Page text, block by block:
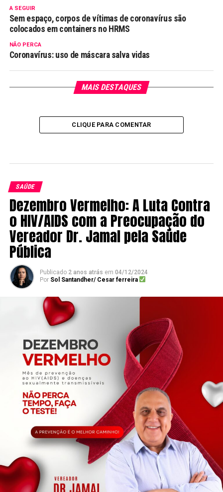
A SEGUIR
Sem espaço, corpos de vítimas de coronavírus são
colocados em containers no HRMS
NÃO PERCA
Coronavírus: uso de máscara salva vidas
MAIS DESTAQUES
CLIQUE PARA COMENTAR
SAÚDE
Dezembro Vermelho: A Luta Contra
o HIV/AIDS com a Preocupação do
Vereador Dr. Jamal pela Saúde
Pública
Publicado 2 anos atrás em 04/12/2024
Por Sol Santandher/ Cesar ferreira